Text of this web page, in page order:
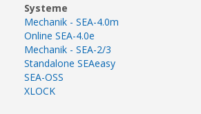
Systeme
Mechanik - SEA-4.0m
Online SEA-4.0e
Mechanik - SEA-2/3
Standalone SEAeasy
SEA-OSS
XLOCK